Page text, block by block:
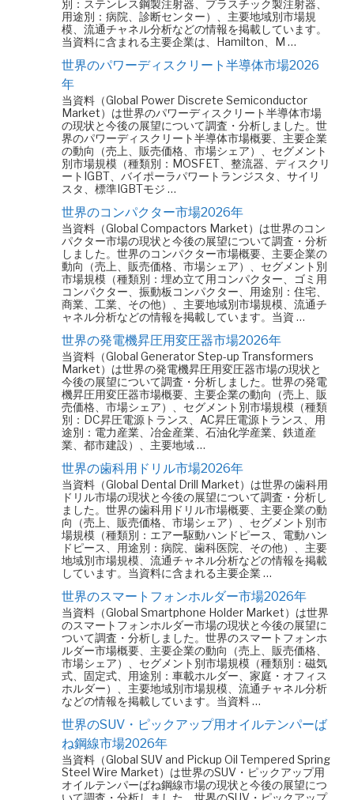
別：ステンレス鋼製注射器、プラスチック製注射器、
用途別：病院、診断センター）、主要地域別市場規
模、流通チャネル分析などの情報を掲載しています。
当資料に含まれる主要企業は、Hamilton、M …
世界のパワーディスクリート半導体市場2026
年
当資料（Global Power Discrete Semiconductor
Market）は世界のパワーディスクリート半導体市場
の現状と今後の展望について調査・分析しました。世
界のパワーディスクリート半導体市場概要、主要企業
の動向（売上、販売価格、市場シェア）、セグメント
別市場規模（種類別：MOSFET、整流器、ディスクリ
ートIGBT、バイポーラパワートランジスタ、サイリ
スタ、標準IGBTモジ …
世界のコンパクター市場2026年
当資料（Global Compactors Market）は世界のコン
パクター市場の現状と今後の展望について調査・分析
しました。世界のコンパクター市場概要、主要企業の
動向（売上、販売価格、市場シェア）、セグメント別
市場規模（種類別：埋め立て用コンパクター、ゴミ用
コンパクター、振動板コンパクター、用途別：住宅、
商業、工業、その他）、主要地域別市場規模、流通チ
ャネル分析などの情報を掲載しています。当資 …
世界の発電機昇圧用変圧器市場2026年
当資料（Global Generator Step-up Transformers
Market）は世界の発電機昇圧用変圧器市場の現状と
今後の展望について調査・分析しました。世界の発電
機昇圧用変圧器市場概要、主要企業の動向（売上、販
売価格、市場シェア）、セグメント別市場規模（種類
別：DC昇圧電源トランス、AC昇圧電源トランス、用
途別：電力産業、冶金産業、石油化学産業、鉄道産
業、都市建設）、主要地域 …
世界の歯科用ドリル市場2026年
当資料（Global Dental Drill Market）は世界の歯科用
ドリル市場の現状と今後の展望について調査・分析し
ました。世界の歯科用ドリル市場概要、主要企業の動
向（売上、販売価格、市場シェア）、セグメント別市
場規模（種類別：エアー駆動ハンドピース、電動ハン
ドピース、用途別：病院、歯科医院、その他）、主要
地域別市場規模、流通チャネル分析などの情報を掲載
しています。当資料に含まれる主要企業 …
世界のスマートフォンホルダー市場2026年
当資料（Global Smartphone Holder Market）は世界
のスマートフォンホルダー市場の現状と今後の展望に
ついて調査・分析しました。世界のスマートフォンホ
ルダー市場概要、主要企業の動向（売上、販売価格、
市場シェア）、セグメント別市場規模（種類別：磁気
式、固定式、用途別：車載ホルダー、家庭・オフィス
ホルダー）、主要地域別市場規模、流通チャネル分析
などの情報を掲載しています。当資料 …
世界のSUV・ピックアップ用オイルテンパーば
ね鋼線市場2026年
当資料（Global SUV and Pickup Oil Tempered Spring
Steel Wire Market）は世界のSUV・ピックアップ用
オイルテンパーばね鋼線市場の現状と今後の展望につ
いて調査・分析しました。世界のSUV・ピックアップ